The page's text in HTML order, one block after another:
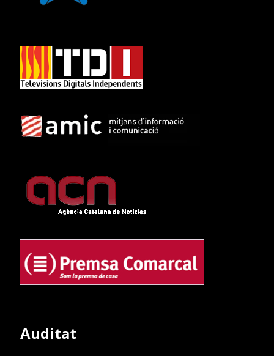
Auditat